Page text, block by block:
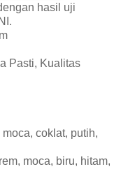
hasil uji
Pasti, Kualitas
coklat, putih,
moca, biru, hitam,